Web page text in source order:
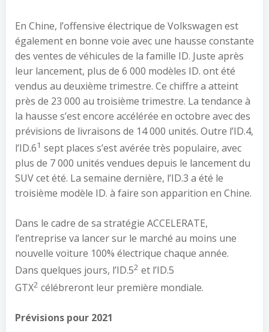
En Chine, l’offensive électrique de Volkswagen est
également en bonne voie avec une hausse constante
des ventes de véhicules de la famille ID. Juste après
leur lancement, plus de 6 000 modèles ID. ont été
vendus au deuxième trimestre. Ce chiffre a atteint
près de 23 000 au troisième trimestre. La tendance à
la hausse s’est encore accélérée en octobre avec des
prévisions de livraisons de 14 000 unités. Outre l’ID.4,
l’ID.61 sept places s’est avérée très populaire, avec
plus de 7 000 unités vendues depuis le lancement du
SUV cet été. La semaine dernière, l’ID.3 a été le
troisième modèle ID. à faire son apparition en Chine.
Dans le cadre de sa stratégie ACCELERATE,
l’entreprise va lancer sur le marché au moins une
nouvelle voiture 100% électrique chaque année.
Dans quelques jours, l’ID.52 et l’ID.5
GTX2 célébreront leur première mondiale.
Prévisions pour 2021